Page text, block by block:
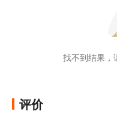
找不到结果，
评价